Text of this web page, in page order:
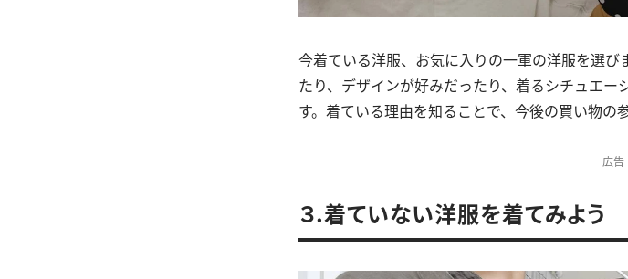
今着ている洋服、お気に入りの一軍の洋服を選
たり、デザインが好みだったり、着るシチュエ
す。着ている理由を知ることで、今後の買い物の
広告
３.着ていない洋服を着てみよう